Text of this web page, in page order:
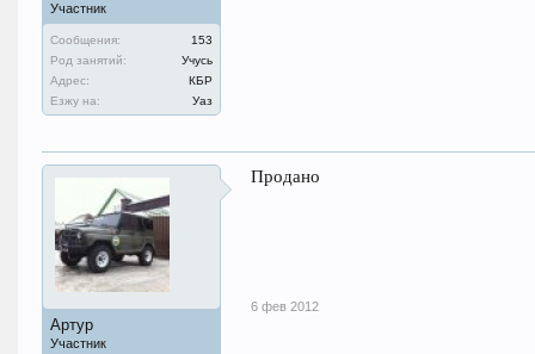
Участник
Сообщения:
153
Род занятий:
Учусь
Адрес:
КБР
Езжу на:
Уаз
Артур
Участник
Продано
6 фев 2012